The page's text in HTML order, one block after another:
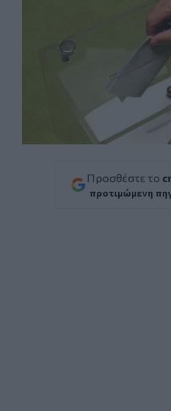
Προσθέστε το
προτιμώμενη